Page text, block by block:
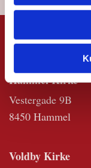
Hammel Kirke
Vestergade 9B
8450 Hammel
Voldby Kirke